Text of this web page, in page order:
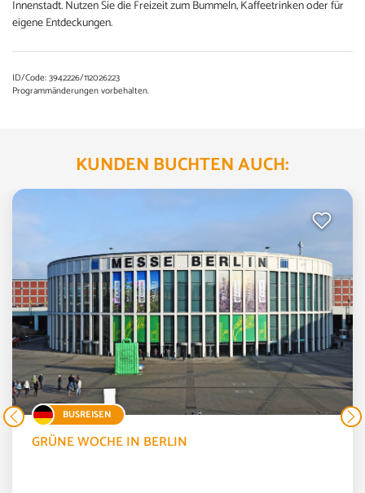
Innenstadt. Nutzen Sie die Freizeit zum Bummeln, Kaffeetrinken oder für
eigene Entdeckungen.
ID/Code: 3942226/112026223
Programmänderungen vorbehalten.
KUNDEN BUCHTEN AUCH:
BUSREISEN
GRÜNE WOCHE IN BERLIN